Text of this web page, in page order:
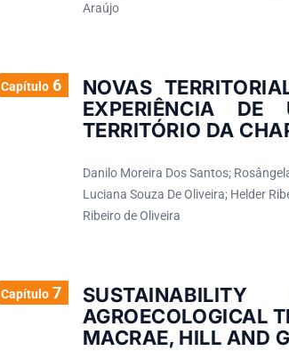
Araújo
Capítulo6
NOVAS
EXPERIÊNCIA DE
TERRITÓRIO DA
Danilo Moreira Dos Santos;
Luciana Souza De Oliveira; Helder
Ribeiro de Oliveira
Capítulo7
AGROECOLOGICAL
MACRAE, HILL AND